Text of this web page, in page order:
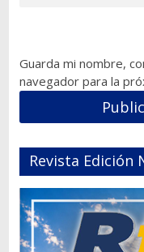
Guarda mi nombre,
navegador para la
Revista Edición